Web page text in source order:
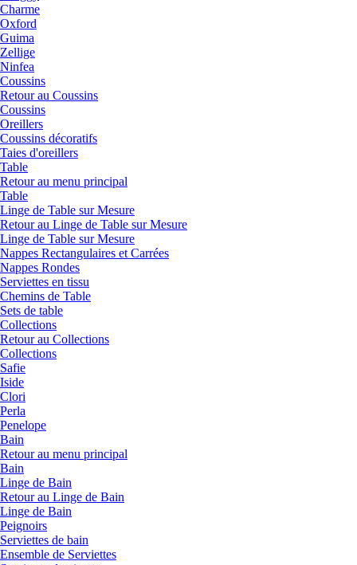
Charme
Oxford
Guima
Zellige
Ninfea
Coussins
Retour au Coussins
Coussins
Oreillers
Coussins décoratifs
Taies d'oreillers
Table
Retour au menu principal
Table
Linge de Table sur Mesure
Retour au Linge de Table sur Mesure
Linge de Table sur Mesure
Nappes Rectangulaires et Carrées
Nappes Rondes
Serviettes en tissu
Chemins de Table
Sets de table
Collections
Retour au Collections
Collections
Safie
Iside
Clori
Perla
Penelope
Bain
Retour au menu principal
Bain
Linge de Bain
Retour au Linge de Bain
Linge de Bain
Peignoirs
Serviettes de bain
Ensemble de Serviettes